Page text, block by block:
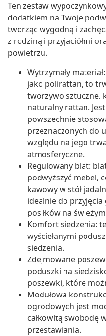
Ten zestaw
dodatkiem na Twoje
tworząc wygodną i
z rodziną i przyjaciółmi
powietrzu.
Wytrzymały
jako polirattan, to
tworzywo sztuczne,
naturalny rattan.
powszechnie
przeznaczonych do
względu na jego
atmosferyczne.
Regulowany blat:
podwyższyć mebel,
kawowy w stół
idealnie do
posiłków na
Komfort siedzenia:
wyściełanymi
siedzenia.
Zdejmowane
poduszki na
poszewki, które
Modułowa
ogrodowych jest
całkowitą swobodę
przestawiania.